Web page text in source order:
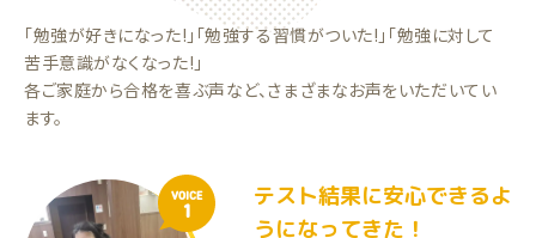
「勉強が好きになった!」「勉強する習慣がついた!」「勉強に対して
苦手意識がなくなった!」
各ご家庭から合格を喜ぶ声など、さまざまなお声をいただいてい
ます。
VOICE
1
テスト結果に安心できるよ
うになってきた！